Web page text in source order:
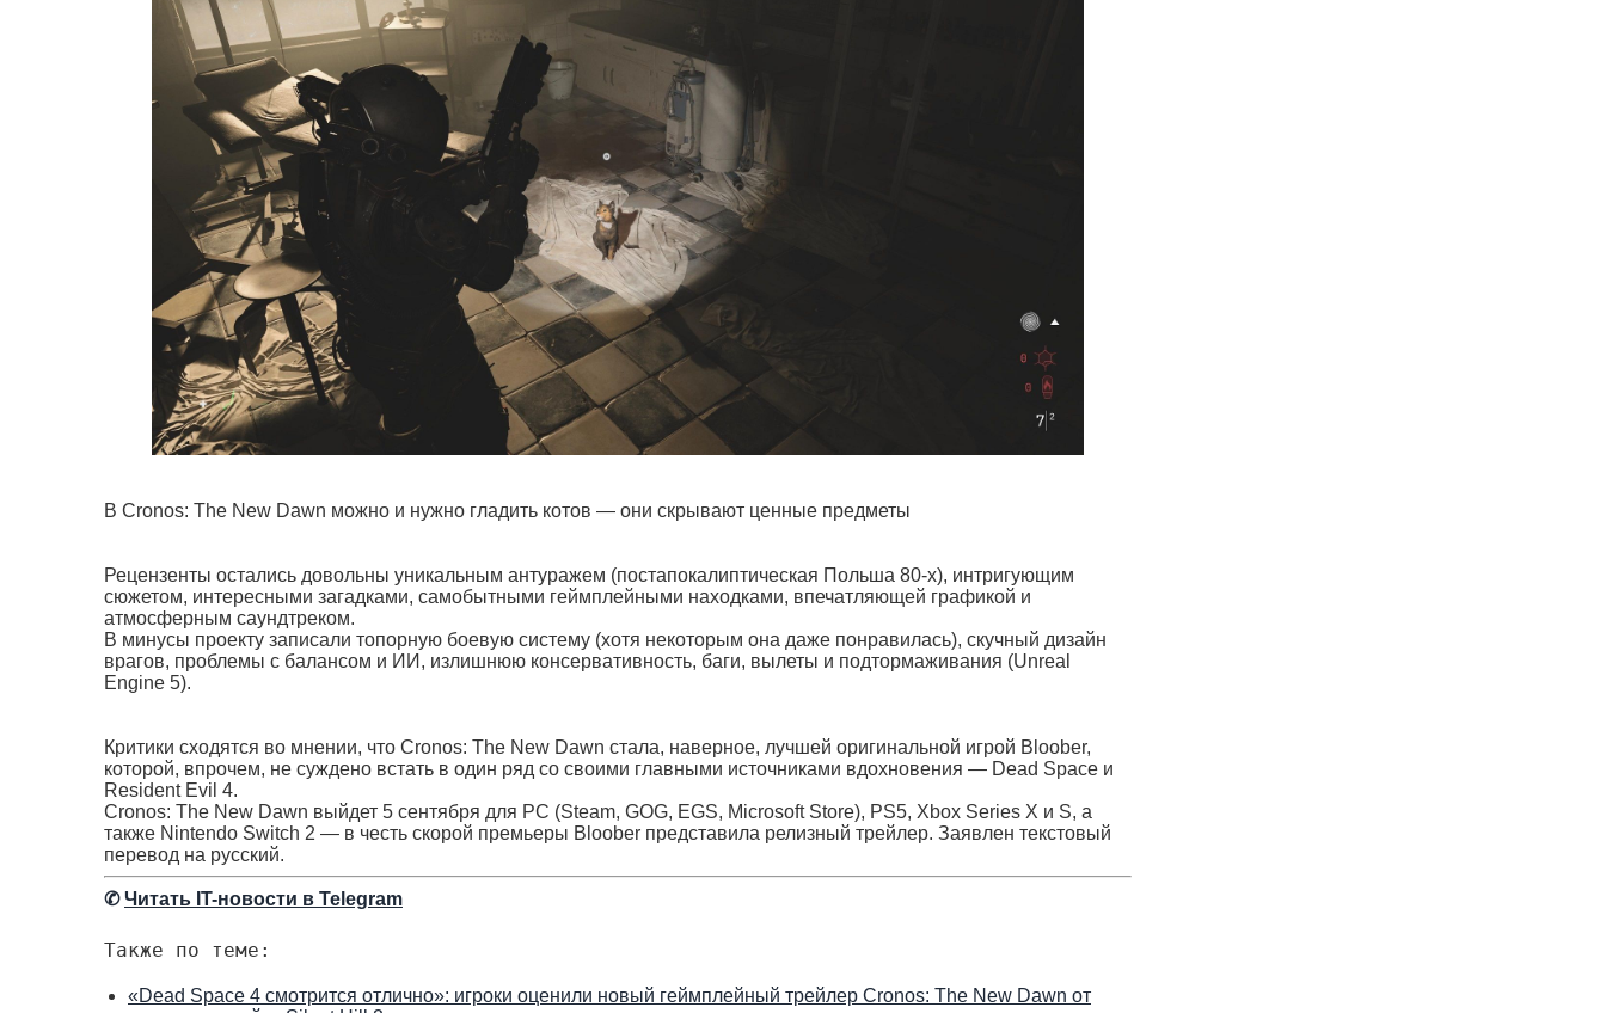
В Cronos: The New Dawn можно и нужно гладить котов — они скрывают ценные предметы
Рецензенты остались довольны уникальным антуражем (постапокалиптическая Польша 80-х), интригующим
сюжетом, интересными загадками, самобытными геймплейными находками, впечатляющей графикой и
атмосферным саундтреком.
В минусы проекту записали топорную боевую систему (хотя некоторым она даже понравилась), скучный дизайн
врагов, проблемы с балансом и ИИ, излишнюю консервативность, баги, вылеты и подтормаживания (Unreal
Engine 5).
Критики сходятся во мнении, что Cronos: The New Dawn стала, наверное, лучшей оригинальной игрой Bloober,
которой, впрочем, не суждено встать в один ряд со своими главными источниками вдохновения — Dead Space и
Resident Evil 4.
Cronos: The New Dawn выйдет 5 сентября для PC (Steam, GOG, EGS, Microsoft Store), PS5, Xbox Series X и S, а
также Nintendo Switch 2 — в честь скорой премьеры Bloober представила релизный трейлер. Заявлен текстовый
перевод на русский.
✆Читать IT-новости в Telegram
Также по теме:
«Dead Space 4 смотрится отлично»: игроки оценили новый геймплейный трейлер Cronos: The New Dawn от